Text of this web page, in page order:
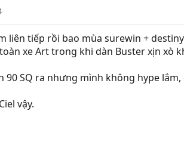
liên tiếp rồi bao mùa surewin +
xe Art trong khi dàn Buster xịn xò
90 SQ ra nhưng mình không hype
vậy.